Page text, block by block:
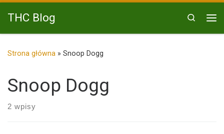
Przejdź do treści
THC Blog
Search
Strona główna » Snoop Dogg
Snoop Dogg
2 wpisy